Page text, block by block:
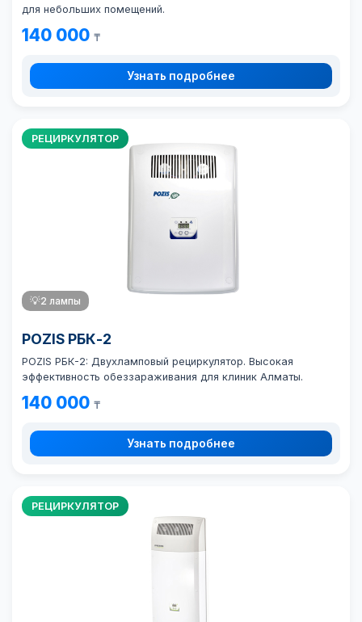
для небольших помещений.
140 000 ₸
Узнать подробнее
РЕЦИРКУЛЯТОР
💡2 лампы
POZIS РБК-2
POZIS РБК-2: Двухламповый рециркулятор. Высокая
эффективность обеззараживания для клиник Алматы.
140 000 ₸
Узнать подробнее
РЕЦИРКУЛЯТОР